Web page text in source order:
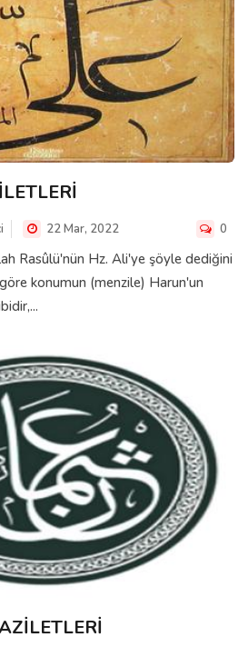
22 Mar, 2022 0
Rasûlü'nün Hz. Ali'ye şöyle dediğini
konumun (menzile) Harun'un